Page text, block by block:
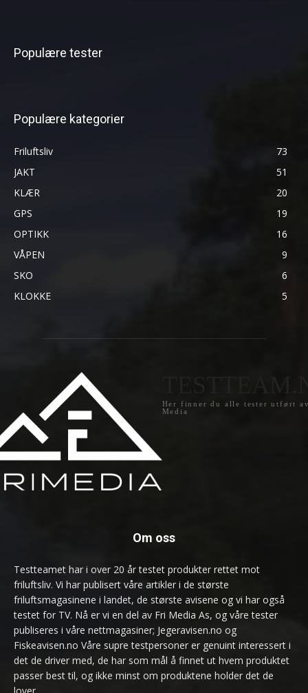
Populære tester
Populære kategorier
Friluftsliv
73
JAKT
51
KLÆR
20
GPS
19
OPTIKK
16
VÅPEN
9
SKO
6
KLOKKE
5
Her finner du alle tester utført
Media
Om oss
Testteamet har i over 20 år testet produkter rettet mot
friluftsliv. Vi har publisert våre artikler i de største
friluftsmagasinene i landet, de største avisene og vi har også
testet for TV. Nå er vi en del av Fri Media As, og våre tester
publiseres i våre nettmagasiner; Jegeravisen.no og
Fiskeavisen.no Våre supre testpersoner er genuint interessert i
det de driver med, de har som mål å finnet ut hvem produktet
passer best til, og ikke minst om produktene holder det de